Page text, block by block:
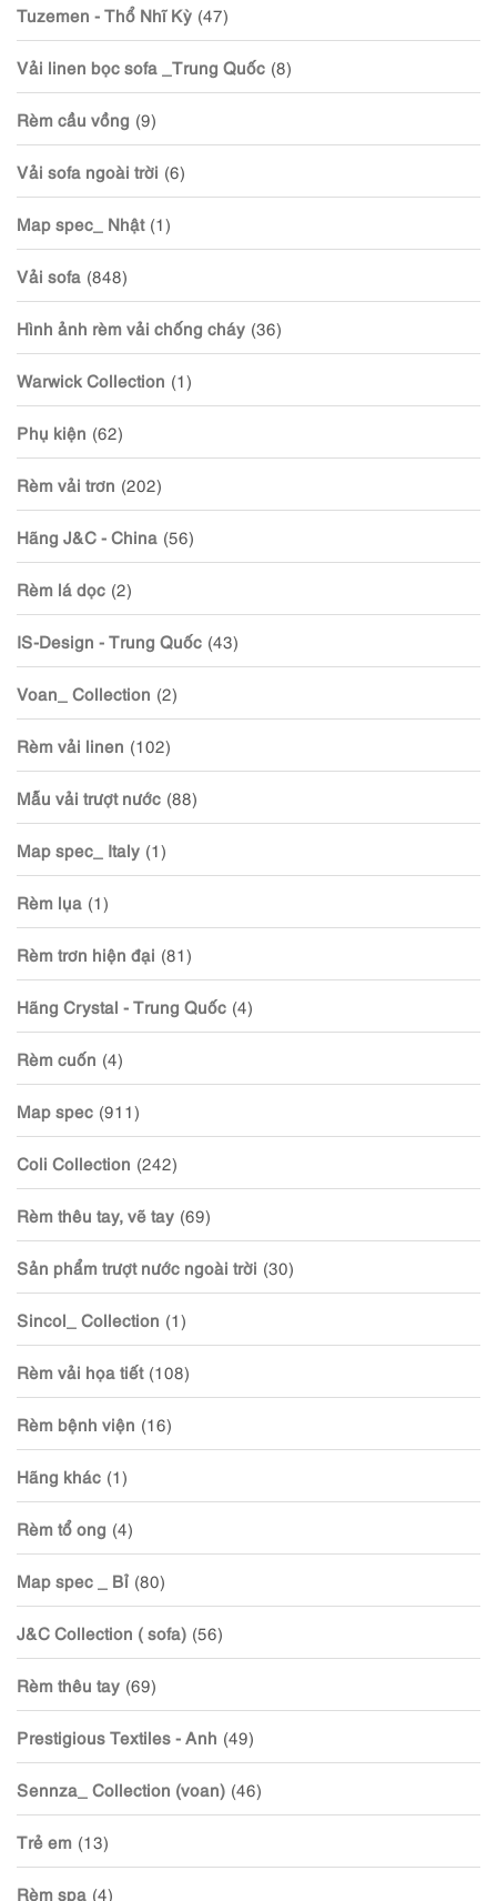
Tuzemen - Thổ Nhĩ Kỳ (47)
Vải linen bọc sofa _Trung Quốc (8)
Rèm cầu vồng (9)
Vải sofa ngoài trời (6)
Map spec_ Nhật (1)
Vải sofa (848)
Hình ảnh rèm vải chống cháy (36)
Warwick Collection (1)
Phụ kiện (62)
Rèm vải trơn (202)
Hãng J&C - China (56)
Rèm lá dọc (2)
IS-Design - Trung Quốc (43)
Voan_ Collection (2)
Rèm vải linen (102)
Mẫu vải trượt nước (88)
Map spec_ Italy (1)
Rèm lụa (1)
Rèm trơn hiện đại (81)
Hãng Crystal - Trung Quốc (4)
Rèm cuốn (4)
Map spec (911)
Coli Collection (242)
Rèm thêu tay, vẽ tay (69)
Sản phẩm trượt nước ngoài trời (30)
Sincol_ Collection (1)
Rèm vải họa tiết (108)
Rèm bệnh viện (16)
Hãng khác (1)
Rèm tổ ong (4)
Map spec _ Bỉ (80)
J&C Collection ( sofa) (56)
Rèm thêu tay (69)
Prestigious Textiles - Anh (49)
Sennza_ Collection (voan) (46)
Trẻ em (13)
Rèm spa (4)